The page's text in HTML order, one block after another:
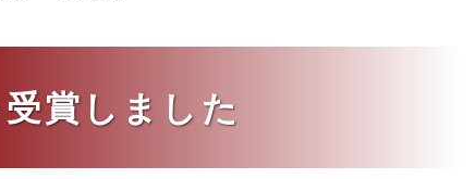
賞しました